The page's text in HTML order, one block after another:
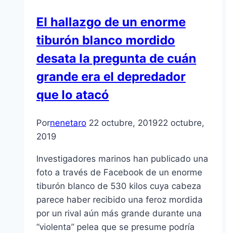
El hallazgo de un enorme
tiburón blanco mordido
desata la pregunta de cuán
grande era el depredador
que lo atacó
Pornenetaro 22 octubre, 201922 octubre,
2019
Investigadores marinos han publicado una
foto a través de Facebook de un enorme
tiburón blanco de 530 kilos cuya cabeza
parece haber recibido una feroz mordida
por un rival aún más grande durante una
“violenta” pelea que se presume podría